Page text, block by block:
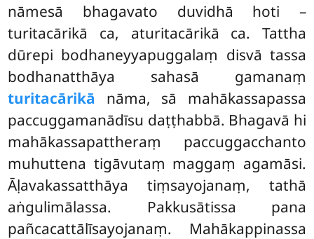
nāmesā bhagavato duvidhā hoti –
turitacārikā ca, aturitacārikā ca. Tattha
dūrepi bodhaneyyapuggalaṃ disvā tassa
bodhanatthāya sahasā gamanaṃ
turitacārikā nāma, sā mahākassapassa
paccuggamanādīsu daṭṭhabbā. Bhagavā hi
mahākassapattheraṃ paccuggacchanto
muhuttena tigāvutaṃ maggaṃ agamāsi.
Āḷavakassatthāya tiṃsayojanaṃ, tathā
aṅgulimālassa. Pakkusātissa pana
pañcacattālīsayojanaṃ. Mahākappinassa